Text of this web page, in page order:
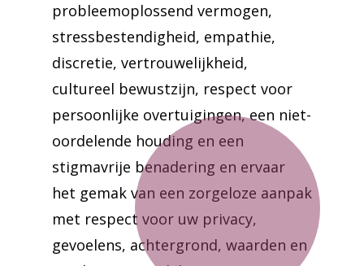
probleemoplossend vermogen,
stressbestendigheid, empathie,
discretie, vertrouwelijkheid,
cultureel bewustzijn, respect voor
persoonlijke overtuigingen, een niet-
oordelende houding en een
stigmavrije benadering en ervaar
het gemak van een zorgeloze aanpak
met respect voor uw privacy,
gevoelens, achtergrond, waarden en